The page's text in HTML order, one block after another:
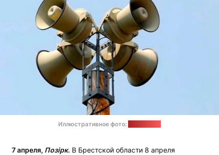
Иллюстративное фото:
7 апреля, Позірк. В Брестской области 8 апреля